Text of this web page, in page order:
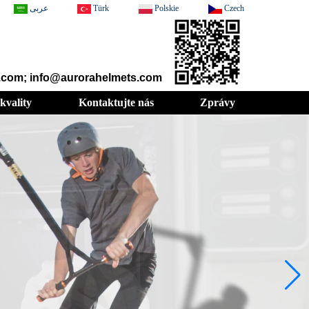
عربى Türk Polskie Czech
info@aurorahelmets.com
Kontaktujte nás Zprávy